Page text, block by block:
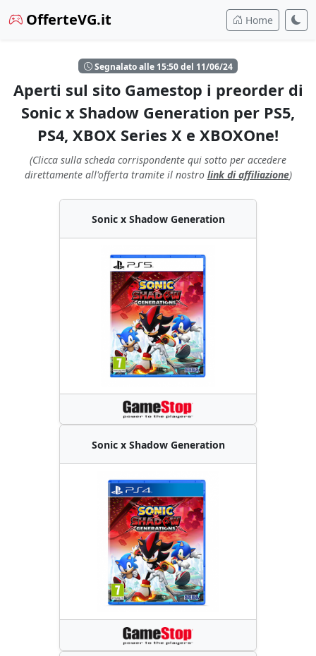
OfferteVG.it Home
Segnalato alle 15:50 del 11/06/24
Aperti sul sito Gamestop i preorder di
Sonic x Shadow Generation per PS5,
PS4, XBOX Series X e XBOXOne!
(Clicca sulla scheda corrispondente qui sotto per accedere
direttamente all'offerta tramite il nostro link di affiliazione)
Sonic x Shadow Generation
Sonic x Shadow Generation